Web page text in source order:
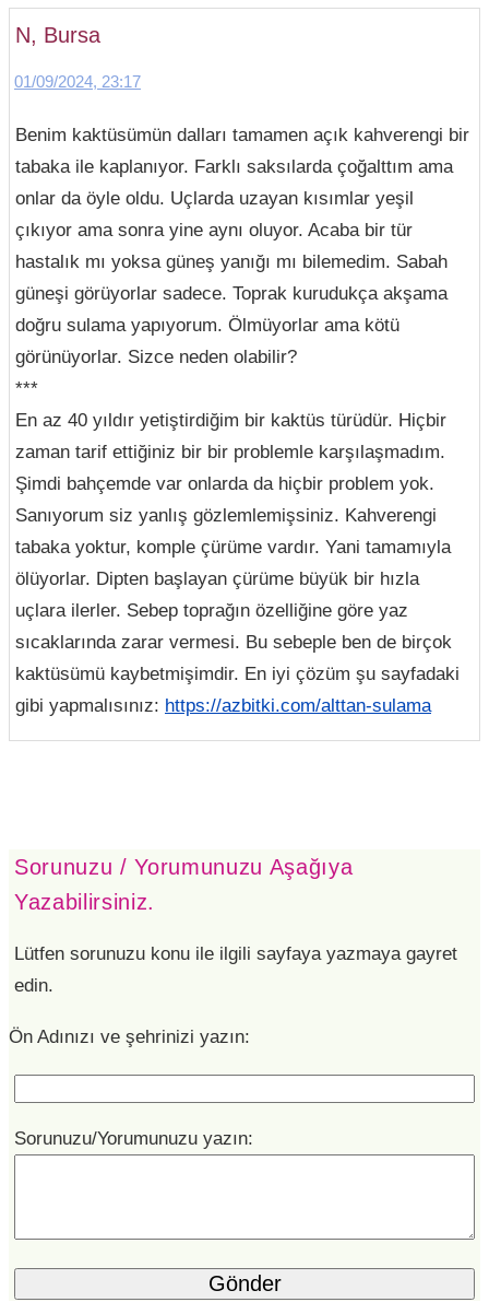
N, Bursa
01/09/2024, 23:17
Benim kaktüsümün dalları tamamen açık kahverengi bir
tabaka ile kaplanıyor. Farklı saksılarda çoğalttım ama
onlar da öyle oldu. Uçlarda uzayan kısımlar yeşil
çıkıyor ama sonra yine aynı oluyor. Acaba bir tür
hastalık mı yoksa güneş yanığı mı bilemedim. Sabah
güneşi görüyorlar sadece. Toprak kurudukça akşama
doğru sulama yapıyorum. Ölmüyorlar ama kötü
görünüyorlar. Sizce neden olabilir?
***
En az 40 yıldır yetiştirdiğim bir kaktüs türüdür. Hiçbir
zaman tarif ettiğiniz bir bir problemle karşılaşmadım.
Şimdi bahçemde var onlarda da hiçbir problem yok.
Sanıyorum siz yanlış gözlemlemişsiniz. Kahverengi
tabaka yoktur, komple çürüme vardır. Yani tamamıyla
ölüyorlar. Dipten başlayan çürüme büyük bir hızla
uçlara ilerler. Sebep toprağın özelliğine göre yaz
sıcaklarında zarar vermesi. Bu sebeple ben de birçok
kaktüsümü kaybetmişimdir. En iyi çözüm şu sayfadaki
gibi yapmalısınız: https://azbitki.com/alttan-sulama
Sorunuzu / Yorumunuzu Aşağıya
Yazabilirsiniz.
Lütfen sorunuzu konu ile ilgili sayfaya yazmaya gayret
edin.
Ön Adınızı ve şehrinizi yazın:
Sorunuzu/Yorumunuzu yazın: